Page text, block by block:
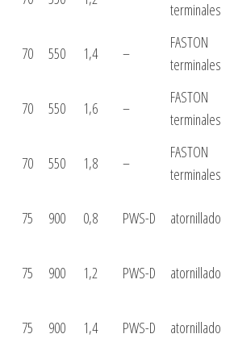
terminales
70 550 1,4 –
FASTON
terminales
70 550 1,6 –
FASTON
terminales
70 550 1,8 –
FASTON
terminales
75 900 0,8 PWS-D atornillado
75 900 1,2 PWS-D atornillado
75 900 1,4 PWS-D atornillado